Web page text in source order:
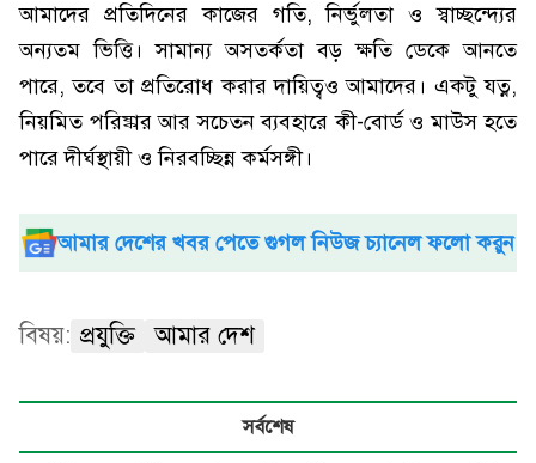
আমাদের প্রতিদিনের কাজের গতি, নির্ভুলতা ও স্বাচ্ছন্দ্যের
অন্যতম ভিত্তি। সামান্য অসতর্কতা বড় ক্ষতি ডেকে আনতে
পারে, তবে তা প্রতিরোধ করার দায়িত্বও আমাদের। একটু যত্ন,
নিয়মিত পরিষ্কার আর সচেতন ব্যবহারে কী-বোর্ড ও মাউস হতে
পারে দীর্ঘস্থায়ী ও নিরবচ্ছিন্ন কর্মসঙ্গী।
আমার দেশের খবর পেতে গুগল নিউজ চ্যানেল ফলো করুন
বিষয়: প্রযুক্তি আমার দেশ
সর্বশেষ